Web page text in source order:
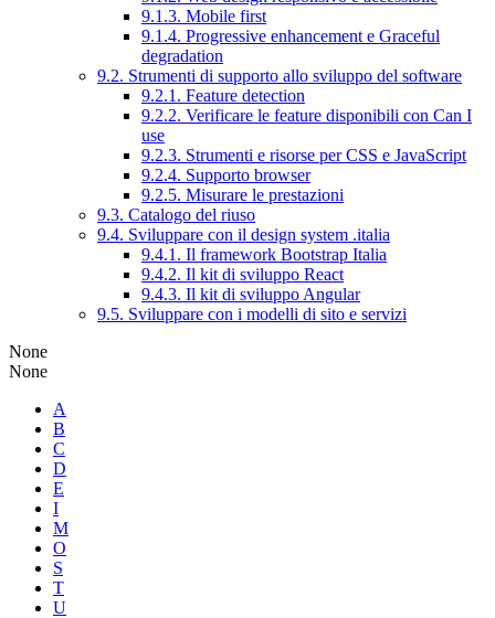
9.1.3. Mobile first
9.1.4. Progressive enhancement e Graceful
degradation
9.2. Strumenti di supporto allo sviluppo del software
9.2.1. Feature detection
9.2.2. Verificare le feature disponibili con Can I
use
9.2.3. Strumenti e risorse per CSS e JavaScript
9.2.4. Supporto browser
9.2.5. Misurare le prestazioni
9.3. Catalogo del riuso
9.4. Sviluppare con il design system .italia
9.4.1. Il framework Bootstrap Italia
9.4.2. Il kit di sviluppo React
9.4.3. Il kit di sviluppo Angular
9.5. Sviluppare con i modelli di sito e servizi
None
None
A
B
C
D
E
I
M
O
S
T
U